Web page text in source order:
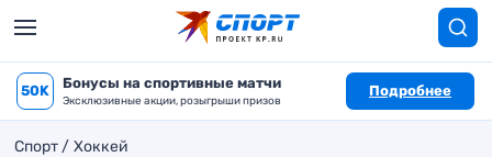
50K Бонусы на спортивные матчи
Эксклюзивные акции, розыгрыши призов
Подробнее
Спорт Хоккей